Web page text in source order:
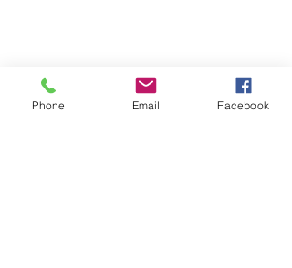
Phone Email Facebook